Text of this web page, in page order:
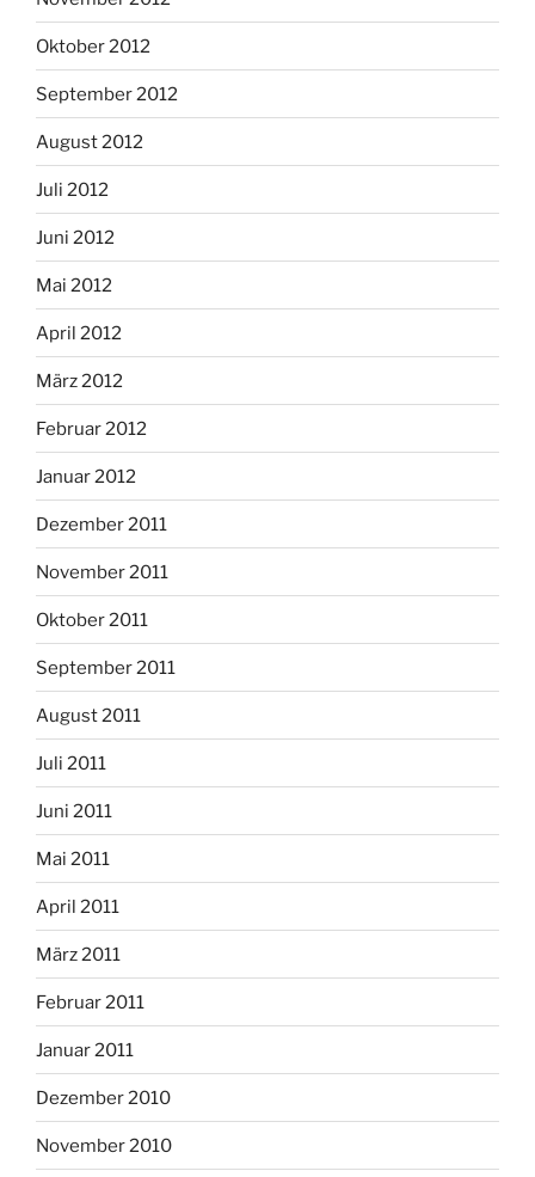
Oktober 2012
September 2012
August 2012
Juli 2012
Juni 2012
Mai 2012
April 2012
März 2012
Februar 2012
Januar 2012
Dezember 2011
November 2011
Oktober 2011
September 2011
August 2011
Juli 2011
Juni 2011
Mai 2011
April 2011
März 2011
Februar 2011
Januar 2011
Dezember 2010
November 2010